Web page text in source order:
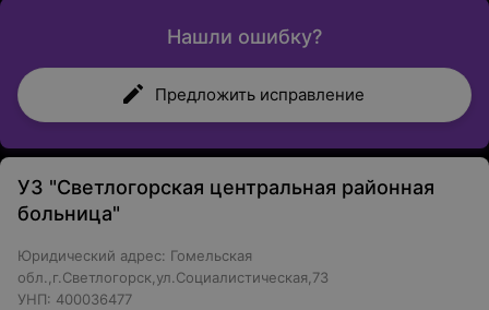
Нашли ошибку?
Предложить исправление
УЗ "Светлогорская центральная районная
больница"
Юридический адрес: Гомельская
обл.,г.Светлогорск,ул.Социалистическая,73
УНП: 400036477